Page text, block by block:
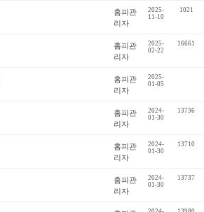
홈피관
리자
2025-
11-10
1021
홈피관
리자
2025-
02-22
16661
홈피관
리자
2025-
01-05
홈피관
리자
2024-
01-30
13736
홈피관
리자
2024-
01-30
13710
홈피관
리자
2024-
01-30
13737